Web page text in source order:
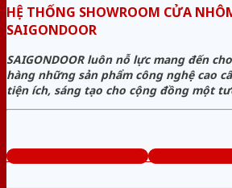
HỆ THỐNG SHOWROOM CỬA
SAIGONDOOR
SAIGONDOOR luôn nỗ lực mang đến
hàng những sản phẩm công nghệ cao
tiện ích, sáng tạo cho cộng đồng một
www.baogiacuanhom.com Tổng đài tư